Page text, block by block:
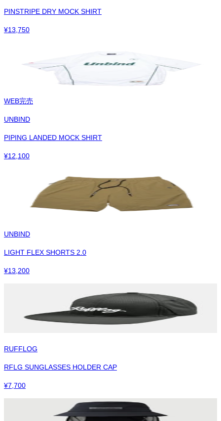
PINSTRIPE DRY MOCK SHIRT
¥13,750
WEB完売
UNBIND
PIPING LANDED MOCK SHIRT
¥12,100
UNBIND
LIGHT FLEX SHORTS 2.0
¥13,200
RUFFLOG
RFLG SUNGLASSES HOLDER CAP
¥7,700